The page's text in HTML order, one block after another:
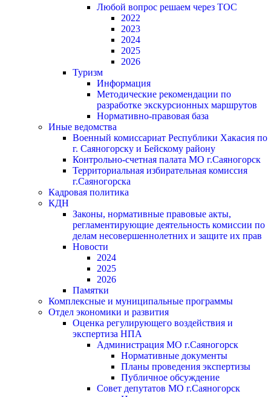
Любой вопрос решаем через ТОС
2022
2023
2024
2025
2026
Туризм
Информация
Методические рекомендации по
разработке экскурсионных маршрутов
Нормативно-правовая база
Иные ведомства
Военный комиссариат Республики Хакасия по
г. Саяногорску и Бейскому району
Контрольно-счетная палата МО г.Саяногорск
Территориальная избирательная комиссия
г.Саяногорска
Кадровая политика
КДН
Законы, нормативные правовые акты,
регламентирующие деятельность комиссии по
делам несовершеннолетних и защите их прав
Новости
2024
2025
2026
Памятки
Комплексные и муниципальные программы
Отдел экономики и развития
Оценка регулирующего воздействия и
экспертиза НПА
Администрация МО г.Саяногорск
Нормативные документы
Планы проведения экспертизы
Публичное обсуждение
Совет депутатов МО г.Саяногорск